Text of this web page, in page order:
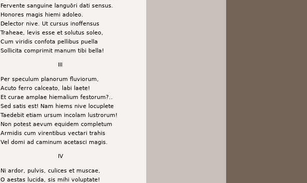
Fervente sanguine languōri dati sensus.
Honores magis hiemi adoleo.
Delector nive. Ut cursus inoffensus
Traheae, levis esse et solutus soleo,
Cum viridis confota pellibus puella
Sollicita comprimit manum tibi bella!
Per speculum planorum fluviorum,
Acuto ferro calceato, labi laete!
Et curae amplae hiemalium festorum?..
Sed satis est! Nam hiems nive locuplete
Taedebit etiam ursum incolam lustrorum!
Non potest aevum equidem completum
Armidis cum virentibus vectari trahis
Vel domi ad caminum acetasci magis.
IV
Ni ardor, pulvis, culices et muscae,
O aestas lucida, sis mihi voluptate!